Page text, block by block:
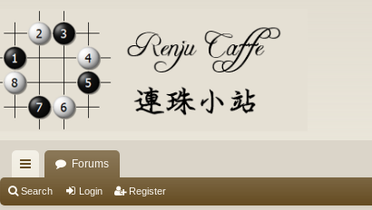
ui
Forums
Search Login Register